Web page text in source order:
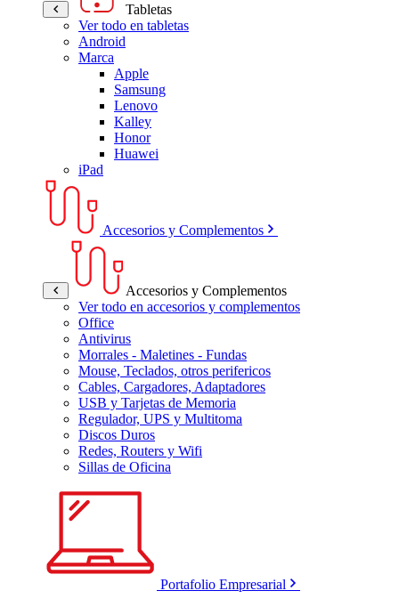
Tabletas
Ver todo en tabletas
Android
Marca
Apple
Samsung
Lenovo
Kalley
Honor
Huawei
iPad
Accesorios y Complementos
Accesorios y Complementos
Ver todo en accesorios y complementos
Office
Antivirus
Morrales - Maletines - Fundas
Mouse, Teclados, otros perifericos
Cables, Cargadores, Adaptadores
USB y Tarjetas de Memoria
Regulador, UPS y Multitoma
Discos Duros
Redes, Routers y Wifi
Sillas de Oficina
Portafolio Empresarial